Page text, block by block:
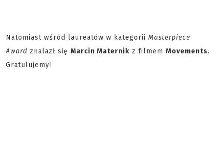
Natomiast wśród laureatów w kategorii Masterpiece
Award znalazł się Marcin Maternik z filmem Movements.
Gratulujemy!